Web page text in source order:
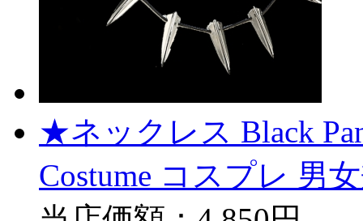
★ネックレス Black
Costume コスプレ 男